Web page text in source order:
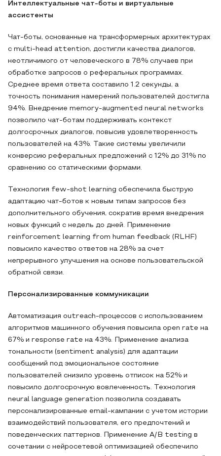
Интеллектуальные чат-боты и виртуальные
ассистенты
Чат-боты, основанные на трансформерных архитектурах
с multi-head attention, достигли качества диалогов,
неотличимого от человеческого в 78% случаев при
обработке запросов о реферальных программах.
Среднее время ответа составило 1.2 секунды, а
точность понимания намерений пользователей достигла
94%. Внедрение memory-augmented neural networks
позволило чат-ботам поддерживать контекст
долгосрочных диалогов, повысив удовлетворенность
пользователей на 43%. Такие системы увеличили
конверсию реферальных предложений с 12% до 31% по
сравнению со статическими формами.
Технология few-shot learning обеспечила быструю
адаптацию чат-ботов к новым типам запросов без
дополнительного обучения, сократив время внедрения
новых функций с недель до дней. Применение
reinforcement learning from human feedback (RLHF)
повысило качество ответов на 28% за счет
непрерывного улучшения на основе пользовательской
обратной связи.
Персонализированные коммуникации
Автоматизация outreach-процессов с использованием
алгоритмов машинного обучения повысила open rate на
67% и response rate на 43%. Применение анализа
тональности (sentiment analysis) для адаптации
сообщений под эмоциональное состояние
пользователей снизило уровень отписок на 52% и
повысило долгосрочную вовлеченность. Технология
neural language generation позволила создавать
персонализированные email-кампании с учетом истории
взаимодействий пользователя, его предпочтений и
поведенческих паттернов. Применение A/B testing в
сочетании с нейросетевой оптимизацией обеспечило